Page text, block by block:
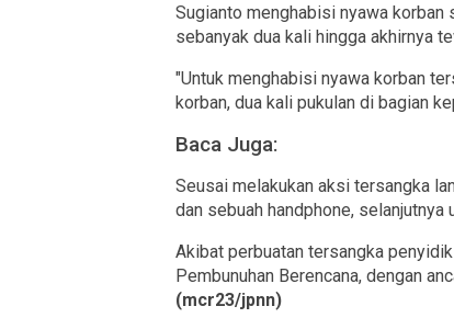
Sugianto menghabisi nyawa korban
sebanyak dua kali hingga akhirnya
"Untuk menghabisi nyawa korban
korban, dua kali pukulan di bagian
Baca Juga:
Seusai melakukan aksi tersangka
dan sebuah handphone,
Akibat perbuatan tersangka
Pembunuhan Berencana, dengan
(mcr23/jpnn)